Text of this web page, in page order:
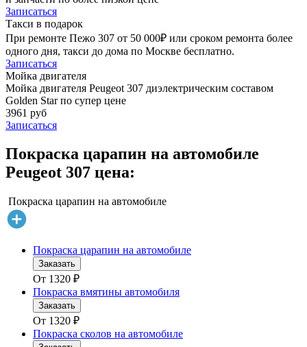
Записаться
Такси в подарок
При ремонте Пежо 307 от 50 000₽ или сроком ремонта более
одного дня, такси до дома по Москве бесплатно.
Записаться
Мойка двигателя
Мойка двигателя Peugeot 307 диэлектрическим составом
Golden Star по супер цене
3961 руб
Записаться
Покраска царапин на автомобиле
Peugeot 307 цена:
Покраска царапин на автомобиле
Покраска царапин на автомобиле
Заказать
От 1320 ₽
Покраска вмятины автомобиля
Заказать
От 1320 ₽
Покраска сколов на автомобиле